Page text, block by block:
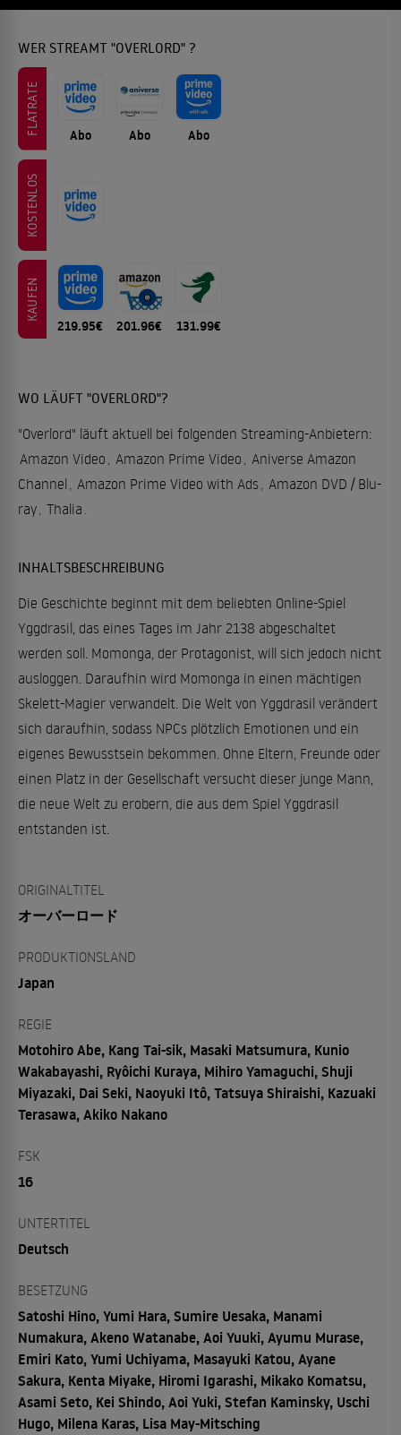
WER STREAMT "OVERLORD" ?
FLATRATE Abo Abo Abo
KOSTENLOS
KAUFEN
219.95€ 201.96€ 131.99€
WO LÄUFT "OVERLORD"?
"Overlord" läuft aktuell bei folgenden Streaming-Anbietern:
Amazon Video , Amazon Prime Video , Aniverse Amazon
Channel , Amazon Prime Video with Ads, Amazon DVD / Blu-
ray, Thalia .
INHALTSBESCHREIBUNG
Die Geschichte beginnt mit dem beliebten Online-Spiel
Yggdrasil, das eines Tages im Jahr 2138 abgeschaltet
werden soll. Momonga, der Protagonist, will sich jedoch nicht
ausloggen. Daraufhin wird Momonga in einen mächtigen
Skelett-Magier verwandelt. Die Welt von Yggdrasil verändert
sich daraufhin, sodass NPCs plötzlich Emotionen und ein
eigenes Bewusstsein bekommen. Ohne Eltern, Freunde oder
einen Platz in der Gesellschaft versucht dieser junge Mann,
die neue Welt zu erobern, die aus dem Spiel Yggdrasil
entstanden ist.
ORIGINALTITEL
オーバーロード
PRODUKTIONSLAND
Japan
REGIE
Motohiro Abe, Kang Tai-sik, Masaki Matsumura, Kunio
Wakabayashi, Ryôichi Kuraya, Mihiro Yamaguchi, Shuji
Miyazaki, Dai Seki, Naoyuki Itô, Tatsuya Shiraishi, Kazuaki
Terasawa, Akiko Nakano
FSK
16
UNTERTITEL
Deutsch
BESETZUNG
Satoshi Hino, Yumi Hara, Sumire Uesaka, Manami
Numakura, Akeno Watanabe, Aoi Yuuki, Ayumu Murase,
Emiri Kato, Yumi Uchiyama, Masayuki Katou, Ayane
Sakura, Kenta Miyake, Hiromi Igarashi, Mikako Komatsu,
Asami Seto, Kei Shindo, Aoi Yuki, Stefan Kaminsky, Uschi
Hugo, Milena Karas, Lisa May-Mitsching